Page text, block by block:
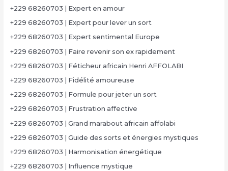
+229 68260703 | Expert en amour
+229 68260703 | Expert pour lever un sort
+229 68260703 | Expert sentimental Europe
+229 68260703 | Faire revenir son ex rapidement
+229 68260703 | Féticheur africain Henri AFFOLABI
+229 68260703 | Fidélité amoureuse
+229 68260703 | Formule pour jeter un sort
+229 68260703 | Frustration affective
+229 68260703 | Grand marabout africain affolabi
+229 68260703 | Guide des sorts et énergies mystiques
+229 68260703 | Harmonisation énergétique
+229 68260703 | Influence mystique